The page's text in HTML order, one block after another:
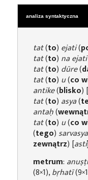
analiza syntaktyczna
tat(to) ejati(
tat(to) na ejati
tat(to) dūre(
tat(to) u(co
antike(blisko) [
tat(to) asya(
antaḥ(
tat(to) u(co
(tego)sarvasya
zewnątrz) [asti
metrum:
(8×1),bṛhatī